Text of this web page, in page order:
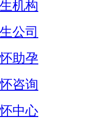
机构
公司
助孕
咨询
中心